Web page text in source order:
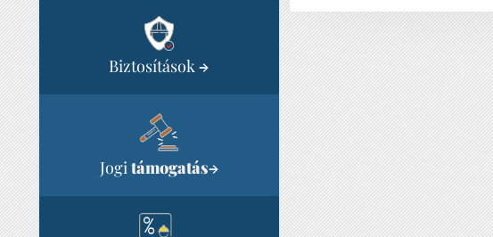
Biztosítások→
Jogi támogatás→